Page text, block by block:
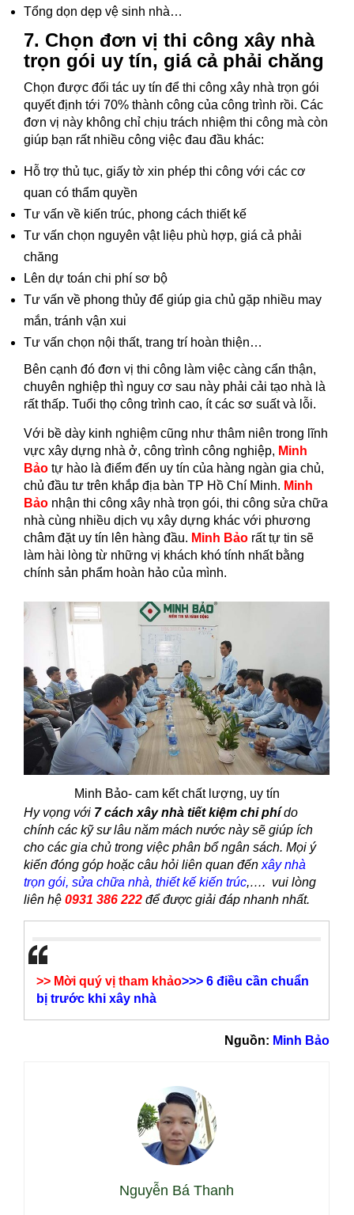
Tổng dọn dẹp vệ sinh nhà…
7. Chọn đơn vị thi công xây nhà
trọn gói uy tín, giá cả phải chăng
Chọn được đối tác uy tín để thi công xây nhà trọn gói
quyết định tới 70% thành công của công trình rồi. Các
đơn vị này không chỉ chịu trách nhiệm thi công mà còn
giúp bạn rất nhiều công việc đau đầu khác:
Hỗ trợ thủ tục, giấy tờ xin phép thi công với các cơ
quan có thẩm quyền
Tư vấn về kiến trúc, phong cách thiết kế
Tư vấn chọn nguyên vật liệu phù hợp, giá cả phải
chăng
Lên dự toán chi phí sơ bộ
Tư vấn về phong thủy để giúp gia chủ gặp nhiều may
mắn, tránh vận xui
Tư vấn chọn nội thất, trang trí hoàn thiện…
Bên cạnh đó đơn vị thi công làm việc càng cẩn thận,
chuyên nghiệp thì nguy cơ sau này phải cải tạo nhà là
rất thấp. Tuổi thọ công trình cao, ít các sơ suất và lỗi.
Với bề dày kinh nghiệm cũng như thâm niên trong lĩnh
vực xây dựng nhà ở, công trình công nghiệp, Minh
Bảo tự hào là điểm đến uy tín của hàng ngàn gia chủ,
chủ đầu tư trên khắp địa bàn TP Hồ Chí Minh. Minh
Bảo nhận thi công xây nhà trọn gói, thi công sửa chữa
nhà cùng nhiều dịch vụ xây dựng khác với phương
châm đặt uy tín lên hàng đầu. Minh Bảo rất tự tin sẽ
làm hài lòng từ những vị khách khó tính nhất bằng
chính sản phẩm hoàn hảo của mình.
Minh Bảo- cam kết chất lượng, uy tín
Hy vọng với 7 cách xây nhà tiết kiệm chi phído
chính các kỹ sư lâu năm mách nước này sẽ giúp ích
cho các gia chủ trong việc phân bổ ngân sách. Mọi ý
kiến đóng góp hoặc câu hỏi liên quan đến xây nhà
trọn gói, sửa chữa nhà, thiết kế kiến trúc,…. vui lòng
liên hệ 0931 386 222 để được giải đáp nhanh nhất.
>> Mời quý vị tham khảo>>> 6 điều cần chuẩn
bị trước khi xây nhà
Nguồn: Minh Bảo
Nguyễn Bá Thanh